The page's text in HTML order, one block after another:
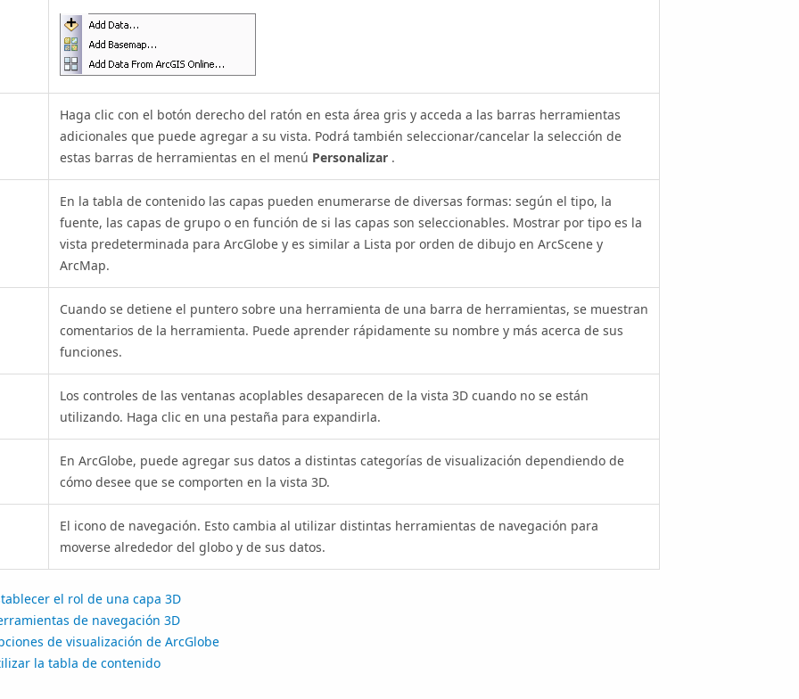
Haga clic con el botón derecho del ratón en esta área gris y acceda a las barras herramientas
adicionales que puede agregar a su vista. Podrá también seleccionar/cancelar la selección de
estas barras de herramientas en el menú Personalizar .
En la tabla de contenido las capas pueden enumerarse de diversas formas: según el tipo, la
fuente, las capas de grupo o en función de si las capas son seleccionables. Mostrar por tipo es la
vista predeterminada para ArcGlobe y es similar a Lista por orden de dibujo en ArcScene y
ArcMap.
Cuando se detiene el puntero sobre una herramienta de una barra de herramientas, se muestran
comentarios de la herramienta. Puede aprender rápidamente su nombre y más acerca de sus
funciones.
Los controles de las ventanas acoplables desaparecen de la vista 3D cuando no se están
utilizando. Haga clic en una pestaña para expandirla.
En ArcGlobe, puede agregar sus datos a distintas categorías de visualización dependiendo de
cómo desee que se comporten en la vista 3D.
El icono de navegación. Esto cambia al utilizar distintas herramientas de navegación para
moverse alrededor del globo y de sus datos.
el rol de una capa 3D
de navegación 3D
de visualización de ArcGlobe
la tabla de contenido